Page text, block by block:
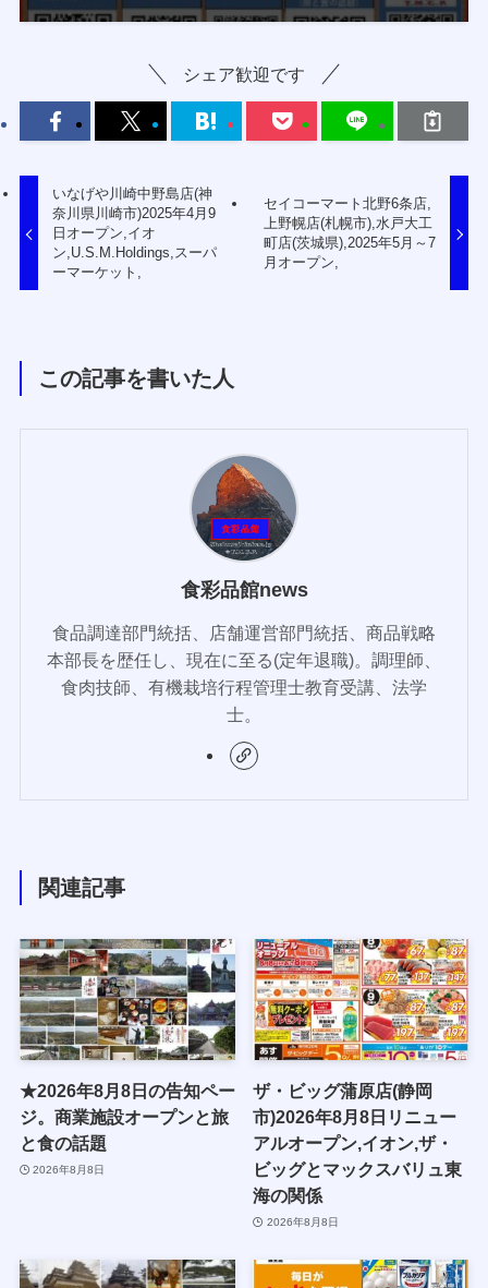
シェア歓迎です
いなげや川崎中野島店(神
奈川県川崎市)2025年4月9
日オープン,イオ
ン,U.S.M.Holdings,スーパ
ーマーケット,
セイコーマート北野6条店,
上野幌店(札幌市),水戸大工
町店(茨城県),2025年5月～7
月オープン,
この記事を書いた人
食彩品館news
食品調達部門統括、店舗運営部門統括、商品戦略
本部長を歴任し、現在に至る(定年退職)。調理師、
食肉技師、有機栽培行程管理士教育受講、法学
士。
関連記事
★2026年8月8日の告知ペー
ジ。商業施設オープンと旅
と食の話題
2026年8月8日
ザ・ビッグ蒲原店(静岡
市)2026年8月8日リニュー
アルオープン,イオン,ザ・
ビッグとマックスバリュ東
海の関係
2026年8月8日